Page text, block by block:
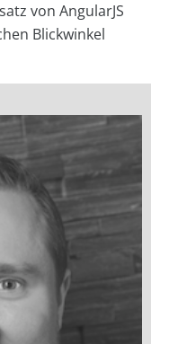
von AngularJS
Blickwinkel